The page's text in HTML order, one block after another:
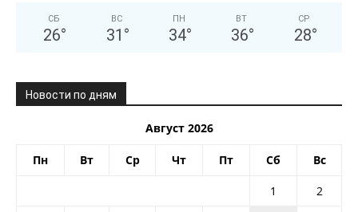
СБ
26°
ВС
31 °
ПН
34°
ВТ
36°
СР
28°
Новости по дням
Август 2026
Пн Вт Ср Чт Пт Сб Вс
1
2